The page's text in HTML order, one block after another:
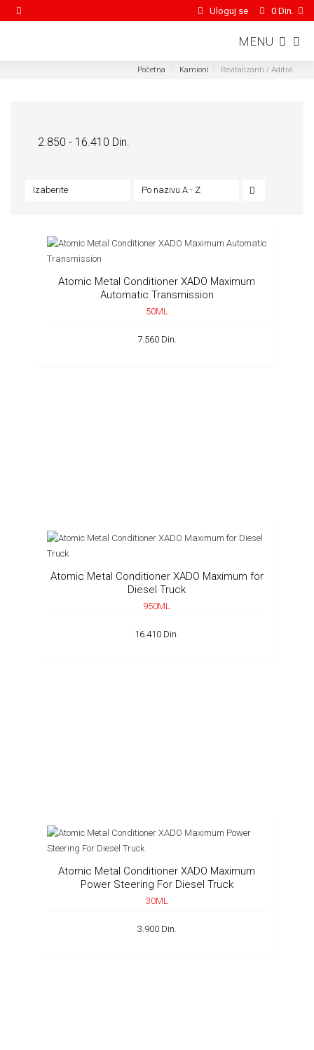
Uloguj se 0 Din.
MENU
Početna Kamioni Revitalizanti / Aditivi
2.850 - 16.410 Din.
Po nazivu A - Z
Izaberite
Atomic Metal Conditioner XADO Maximum
Automatic Transmission
50ML
7.560 Din.
Atomic Metal Conditioner XADO Maximum for
Diesel Truck
950ML
16.410 Din.
Atomic Metal Conditioner XADO Maximum
Power Steering For Diesel Truck
30ML
3.900 Din.